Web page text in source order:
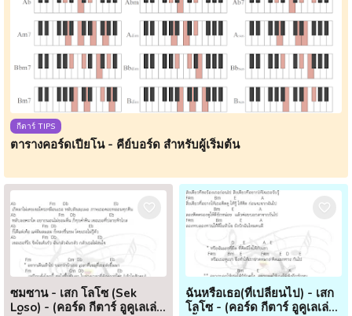
กีตาร์ TIPS
ตารางคอร์ดเปียโน - คีย์บอร์ด สำหรับผู้เริ่มต้น
ซมซาน - เสก โลโซ (Sek
Loso) - (คอร์ด กีตาร์ อูคูเลเล่
ฉันหรือเธอ(ที่เปลี่ยนไป) - เสก
โลโซ - (คอร์ด กีตาร์ อูคูเลเล่